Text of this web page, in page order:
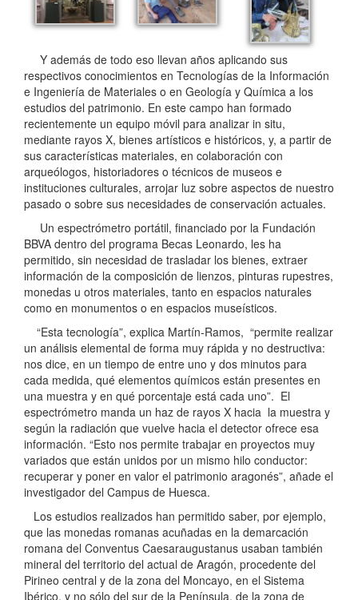
Y además de todo eso llevan años aplicando sus
respectivos conocimientos en Tecnologías de la Información
e Ingeniería de Materiales o en Geología y Química a los
estudios del patrimonio. En este campo han formado
recientemente un equipo móvil para analizar in situ,
mediante rayos X, bienes artísticos e históricos, y, a partir de
sus características materiales, en colaboración con
arqueólogos, historiadores o técnicos de museos e
instituciones culturales, arrojar luz sobre aspectos de nuestro
pasado o sobre sus necesidades de conservación actuales.
Un espectrómetro portátil, financiado por la Fundación
BBVA dentro del programa Becas Leonardo, les ha
permitido, sin necesidad de trasladar los bienes, extraer
información de la composición de lienzos, pinturas rupestres,
monedas u otros materiales, tanto en espacios naturales
como en monumentos o en espacios museísticos.
“Esta tecnología”, explica Martín-Ramos, “permite realizar
un análisis elemental de forma muy rápida y no destructiva:
nos dice, en un tiempo de entre uno y dos minutos para
cada medida, qué elementos químicos están presentes en
una muestra y en qué porcentaje está cada uno”. El
espectrómetro manda un haz de rayos X hacia la muestra y
según la radiación que vuelve hacia el detector ofrece esa
información. “Esto nos permite trabajar en proyectos muy
variados que están unidos por un mismo hilo conductor:
recuperar y poner en valor el patrimonio aragonés”, añade el
investigador del Campus de Huesca.
Los estudios realizados han permitido saber, por ejemplo,
que las monedas romanas acuñadas en la demarcación
romana del Conventus Caesaraugustanus usaban también
mineral del territorio del actual de Aragón, procedente del
Pirineo central y de la zona del Moncayo, en el Sistema
Ibérico, y no sólo del sur de la Península, de la zona de